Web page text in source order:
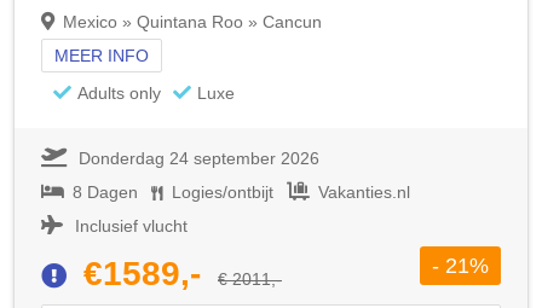
Mexico » Quintana Roo » Cancun
MEER INFO
Adults only
Luxe
Donderdag 24 september 2026
8 Dagen
Logies/ontbijt
Vakanties.nl
Inclusief vlucht
€1589,- € 2011,-
- 21%